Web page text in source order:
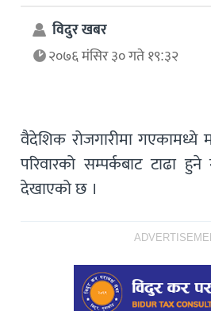
विदुर खबर
२०७६ मंसिर ३० गते १९:३२
वैदेशिक रोजगारीमा गएकामध्ये
परिवारको सम्पर्कबाट टाढा
देखाएको छ ।